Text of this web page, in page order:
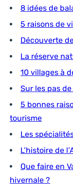
8 idées de
5 raisons de
Découverte
La réserve
10 villages à
Sur les pas
5 bonnes
tourisme
Les
L’histoire de
Que faire en
hivernale ?